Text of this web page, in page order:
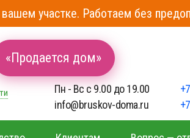
участке. Работаем без
«Продается дом»
Пн - Вс с 9.00 до 19.00
info@bruskov-doma.ru